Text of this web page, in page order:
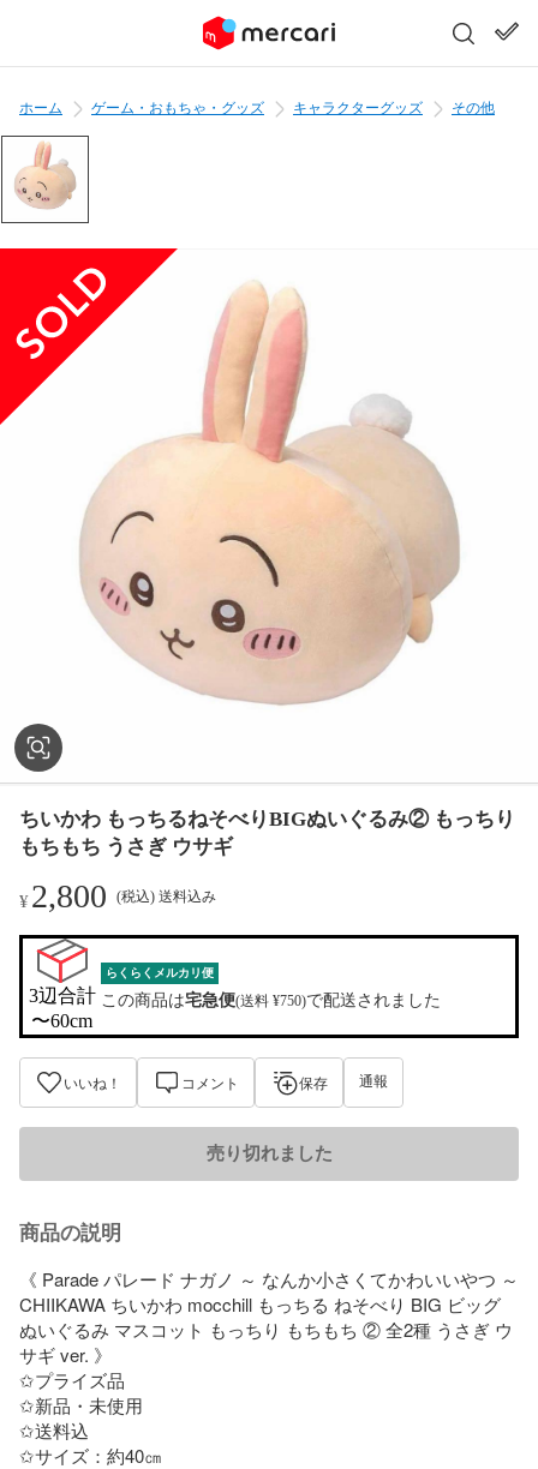
ホーム ゲーム・おもちゃ・グッズ キャラクターグッズ その他
ちいかわ もっちるねそべりBIGぬいぐるみ② もっちり
もちもち うさぎ ウサギ
¥2,800 (税込) 送料込み
3辺合計
〜60cm
らくらくメルカリ便
この商品は宅急便(送料 ¥750)で配送されました
いいね！ コメント 保存 通報
売り切れました
商品の説明
《 Parade パレード ナガノ ～ なんか小さくてかわいいやつ ～
CHIIKAWA ちいかわ mocchill もっちる ねそべり BIG ビッグ
ぬいぐるみ マスコット もっちり もちもち ② 全2種 うさぎ ウ
サギ ver. 》
✩プライズ品
✩新品・未使用
✩送料込
✩サイズ：約40㎝